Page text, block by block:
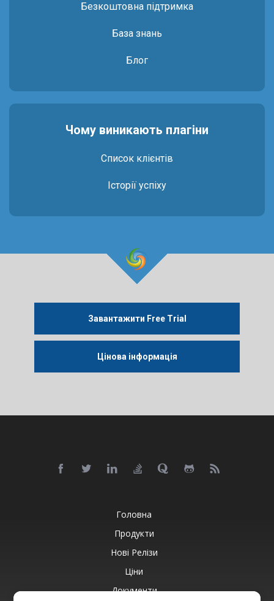
Безкоштовна підтримка
База знань
Блог
Чому виникають плагіни
Список клієнтів
Історії успіху
Завантажити Free Trial
Цінова інформація
Головна
Продукти
Нові Релізи
Ціни
Документи